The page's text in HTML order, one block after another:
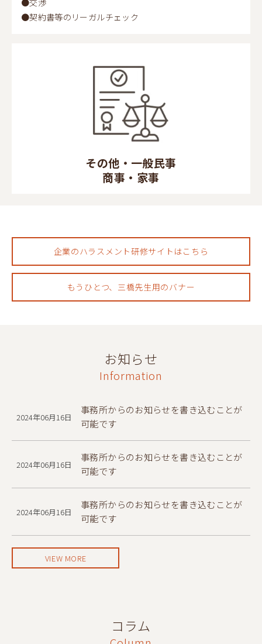
●交渉
●契約書等のリーガルチェック
その他・一般民事
商事・家事
企業のハラスメント研修サイトはこちら
もうひとつ、三橋先生用のバナー
お知らせ
Information
2024年06月16日
事務所からのお知らせを書き込むことが
可能です
2024年06月16日
事務所からのお知らせを書き込むことが
可能です
2024年06月16日
事務所からのお知らせを書き込むことが
可能です
VIEW MORE
コラム